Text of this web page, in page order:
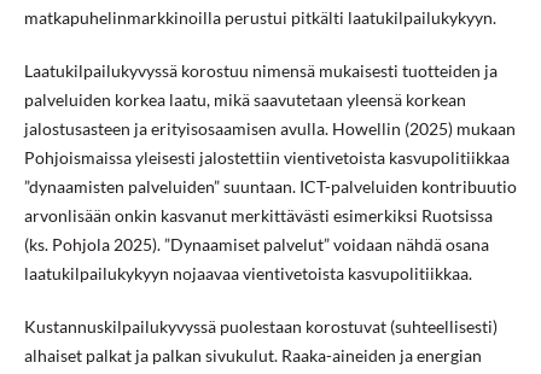
matkapuhelinmarkkinoilla perustui pitkälti laatukilpailukykyyn.
Laatukilpailukyvyssä korostuu nimensä mukaisesti tuotteiden ja
palveluiden korkea laatu, mikä saavutetaan yleensä korkean
jalostusasteen ja erityisosaamisen avulla. Howellin (2025) mukaan
Pohjoismaissa yleisesti jalostettiin vientivetoista kasvupolitiikkaa
”dynaamisten palveluiden” suuntaan. ICT-palveluiden kontribuutio
arvonlisään onkin kasvanut merkittävästi esimerkiksi Ruotsissa
(ks. Pohjola 2025). ”Dynaamiset palvelut” voidaan nähdä osana
laatukilpailukykyyn nojaavaa vientivetoista kasvupolitiikkaa.
Kustannuskilpailukyvyssä puolestaan korostuvat (suhteellisesti)
alhaiset palkat ja palkan sivukulut. Raaka-aineiden ja energian